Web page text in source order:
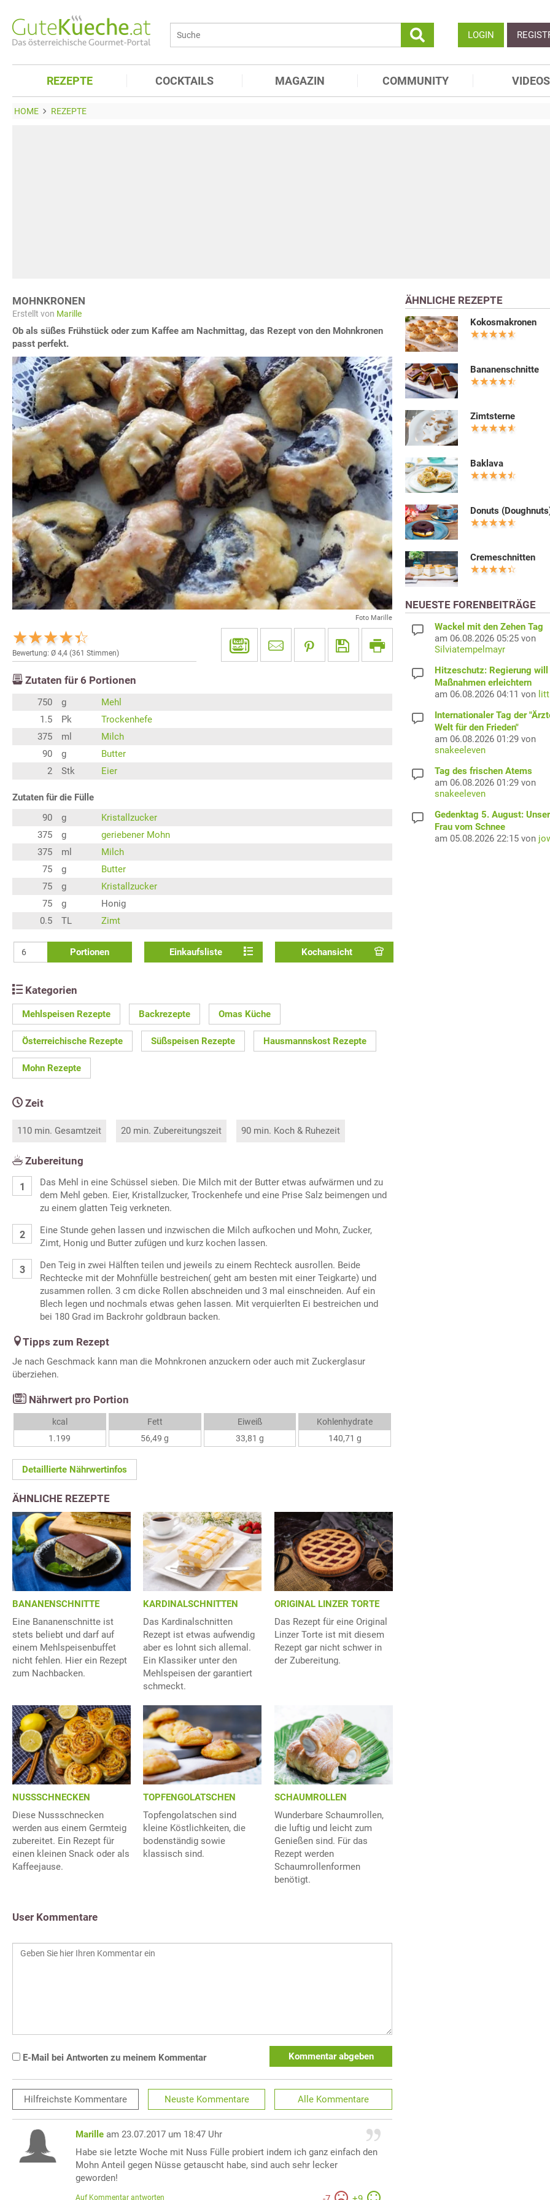
LOGIN
REZEPTE COCKTAILS MAGAZIN COMMUNITY VIDEOS
HOME REZEPTE
MOHNKRONEN
Erstellt von Marille
Ob als süßes Frühstück oder zum Kaffee am Nachmittag, das Rezept von den Mohnkronen
passt perfekt.
Foto Marille
Bewertung: Ø 4,4 (361 Stimmen)
Zutaten für 6 Portionen
750 g
Mehl
1.5
Pk
Trockenhefe
375
ml
Milch
90
g
Butter
2
Stk Eier
Zutaten für die Fülle
90
g
Kristallzucker
375
g
geriebener Mohn
375
ml
Milch
75
g
Butter
75
g
Kristallzucker
75
g
Honig
0.5
TL Zimt
Portionen Einkaufsliste Kochansicht
Kategorien
Mehlspeisen Rezepte Backrezepte Omas Küche
Österreichische Rezepte Süßspeisen Rezepte Hausmannskost Rezepte
Mohn Rezepte
Zeit
110 min. Gesamtzeit 20 min. Zubereitungszeit 90 min. Koch & Ruhezeit
Zubereitung
Das Mehl in eine Schüssel sieben. Die Milch mit der Butter etwas aufwärmen und zu
dem Mehl geben. Eier, Kristallzucker, Trockenhefe und eine Prise Salz beimengen und
zu einem glatten Teig verkneten.
Eine Stunde gehen lassen und inzwischen die Milch aufkochen und Mohn, Zucker,
Zimt, Honig und Butter zufügen und kurz kochen lassen.
Den Teig in zwei Hälften teilen und jeweils zu einem Rechteck ausrollen. Beide
Rechtecke mit der Mohnfülle bestreichen( geht am besten mit einer Teigkarte) und
zusammen rollen. 3 cm dicke Rollen abschneiden und 3 mal einschneiden. Auf ein
Blech legen und nochmals etwas gehen lassen. Mit verquierlten Ei bestreichen und
bei 180 Grad im Backrohr goldbraun backen.
Tipps zum Rezept
Je nach Geschmack kann man die Mohnkronen anzuckern oder auch mit Zuckerglasur
überziehen.
Nährwert pro Portion
kcal
1.199
Fett
56,49 g
Eiweiß
33,81 g
Kohlenhydrate
140,71 g
Detaillierte Nährwertinfos
ÄHNLICHE REZEPTE
BANANENSCHNITTE
Eine Bananenschnitte ist
stets beliebt und darf auf
einem Mehlspeisenbuffet
nicht fehlen. Hier ein Rezept
zum Nachbacken.
KARDINALSCHNITTEN
Das Kardinalschnitten
Rezept ist etwas aufwendig
aber es lohnt sich allemal.
Ein Klassiker unter den
Mehlspeisen der garantiert
schmeckt.
ORIGINAL LINZER TORTE
Das Rezept für eine Original
Linzer Torte ist mit diesem
Rezept gar nicht schwer in
der Zubereitung.
NUSSSCHNECKEN
Diese Nussschnecken
werden aus einem Germteig
zubereitet. Ein Rezept für
einen kleinen Snack oder als
Kaffeejause.
TOPFENGOLATSCHEN
Topfengolatschen sind
kleine Köstlichkeiten, die
bodenständig sowie
klassisch sind.
SCHAUMROLLEN
Wunderbare Schaumrollen,
die luftig und leicht zum
Genießen sind. Für das
Rezept werden
Schaumrollenformen
benötigt.
User Kommentare
E-Mail bei Antworten zu meinem Kommentar Kommentar abgeben
Hilfreichste Kommentare Neuste Kommentare Alle Kommentare
Marille am 23.07.2017 um 18:47 Uhr
Habe sie letzte Woche mit Nuss Fülle probiert indem ich ganz einfach den
Mohn Anteil gegen Nüsse getauscht habe, sind auch sehr lecker
geworden!
Auf Kommentar antworten
ÄHNLICHE REZEPTE
Kokosmakronen
Bananenschnitte
Zimtsterne
Baklava
Donuts
Cremeschnitten
NEUESTE FORENBEITRÄGE
Wackel mit den Zehen Tag
am 06.08.2026 05:25 von
Silviatempelmayr
Hitzeschutz: Regierung will
Maßnahmen erleichtern
am 06.08.2026 04:11 von
Internationaler Tag der
Welt für den Frieden"
am 06.08.2026 01:29 von
snakeeleven
Tag des frischen Atems
am 06.08.2026 01:29 von
snakeeleven
Gedenktag 5. August:
Frau vom Schnee
am 05.08.2026 22:15 von